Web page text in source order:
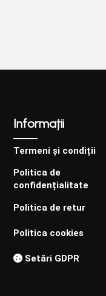
Informații
Termeni și condiții
Politica de
confidențialitate
Politica de retur
Politica cookies
Setări GDPR